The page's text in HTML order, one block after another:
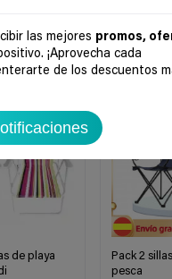
las mejores promos,
¡Aprovecha cada
de los descuentos
de playa
-24%
Pack 2
pesca